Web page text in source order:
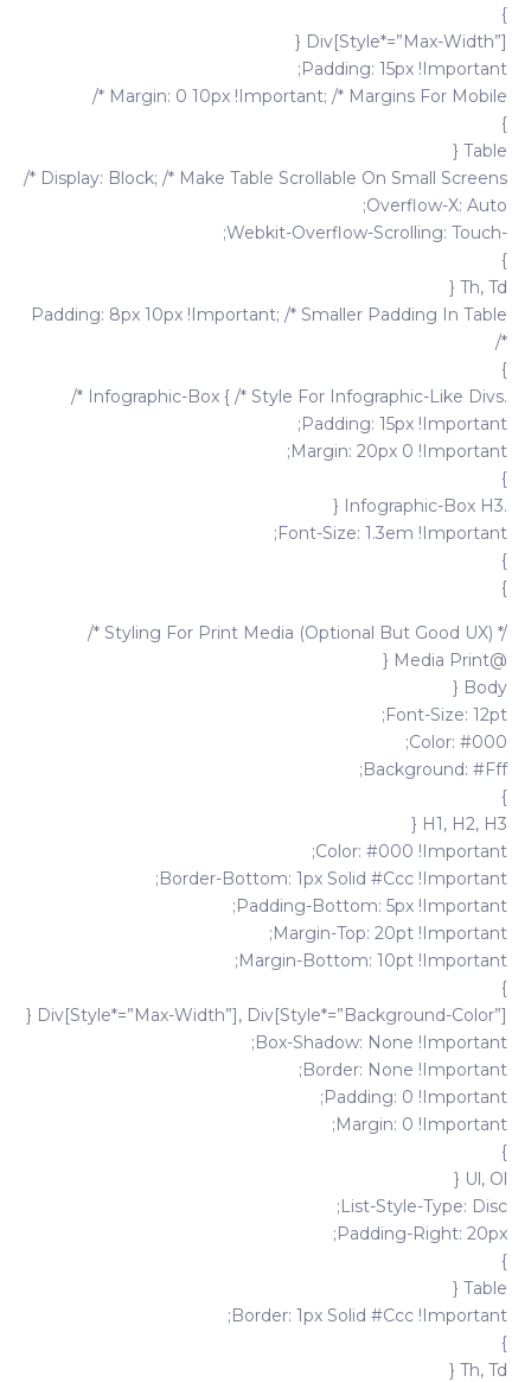
}
Div[style*=”max-Width”] {
Padding: 15px !important;
Margin: 0 10px !important; /* Margins For Mobile */
}
Table {
Display: Block; /* Make Table Scrollable On Small Screens */
Overflow-X: Auto;
-webkit-Overflow-Scrolling: Touch;
}
Th, Td {
Padding: 8px 10px !important; /* Smaller Padding In Table
*/
}
.infographic-Box { /* Style For Infographic-Like Divs */
Padding: 15px !important;
Margin: 20px 0 !important;
}
.infographic-Box H3 {
Font-Size: 1.3em !important;
}
}
/* Styling For Print Media (optional But Good UX) */
@media Print {
Body {
Font-Size: 12pt;
Color: #000;
Background: #fff;
}
H1, H2, H3 {
Color: #000 !important;
Border-Bottom: 1px Solid #ccc !important;
Padding-Bottom: 5px !important;
Margin-Top: 20pt !important;
Margin-Bottom: 10pt !important;
}
Div[style*=”max-Width”], Div[style*=”background-Color”] {
Box-Shadow: None !important;
Border: None !important;
Padding: 0 !important;
Margin: 0 !important;
}
Ul, Ol {
List-Style-Type: Disc;
Padding-Right: 20px;
}
Table {
Border: 1px Solid #ccc !important;
}
Th, Td {